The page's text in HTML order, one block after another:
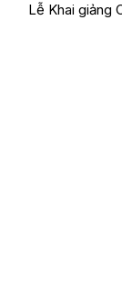
Lễ Khai giảng